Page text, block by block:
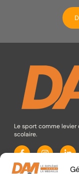
Le sport comme
scolaire.
CONTACTEZ-